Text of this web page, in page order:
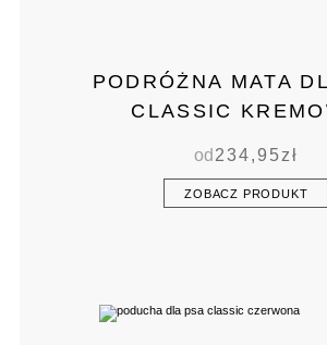
PODRÓŻNA MATA
CLASSIC
od 234,95zł
ZOBACZ PRODUKT